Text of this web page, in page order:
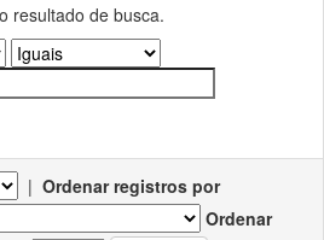
resultado de busca.
| Ordenar registros por
Ordenar